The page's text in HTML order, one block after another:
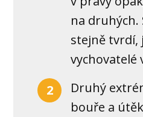
na druhých.
stejně tvrdí,
vychovatelé
2
Druhý
bouře a